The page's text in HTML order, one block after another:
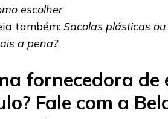
escolher
também: Sacolas plásticas
a pena?
fornecedora de
Fale com a